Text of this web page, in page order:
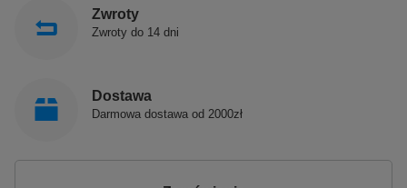
Zwroty
Zwroty do 14 dni
Dostawa
Darmowa dostawa od 2000zł